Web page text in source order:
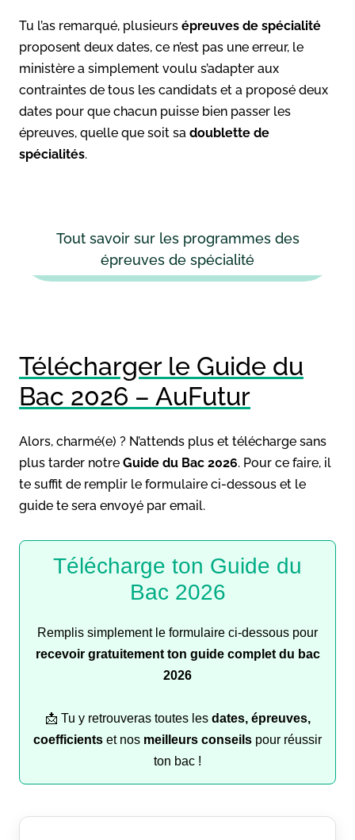
Tu l’as remarqué, plusieurs épreuves de spécialité
proposent deux dates, ce n’est pas une erreur, le
ministère a simplement voulu s’adapter aux
contraintes de tous les candidats et a proposé deux
dates pour que chacun puisse bien passer les
épreuves, quelle que soit sa doublette de
spécialités.
Tout savoir sur les programmes des
épreuves de spécialité
Télécharger le Guide du
Bac 2026 – AuFutur
Alors, charmé(e) ? N’attends plus et télécharge sans
plus tarder notre Guide du Bac 2026. Pour ce faire, il
te suffit de remplir le formulaire ci-dessous et le
guide te sera envoyé par email.
Télécharge ton Guide du
Bac 2026
Remplis simplement le formulaire ci-dessous pour
recevoir gratuitement ton guide complet du bac
2026
📩 Tu y retrouveras toutes les dates, épreuves,
coefficients et nos meilleurs conseils pour réussir
ton bac !